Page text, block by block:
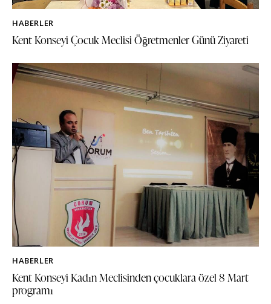
HABERLER
Kent Konseyi Çocuk Meclisi Öğretmenler Günü Ziyareti
HABERLER
Kent Konseyi Kadın Meclisinden çocuklara özel 8 Mart
programı